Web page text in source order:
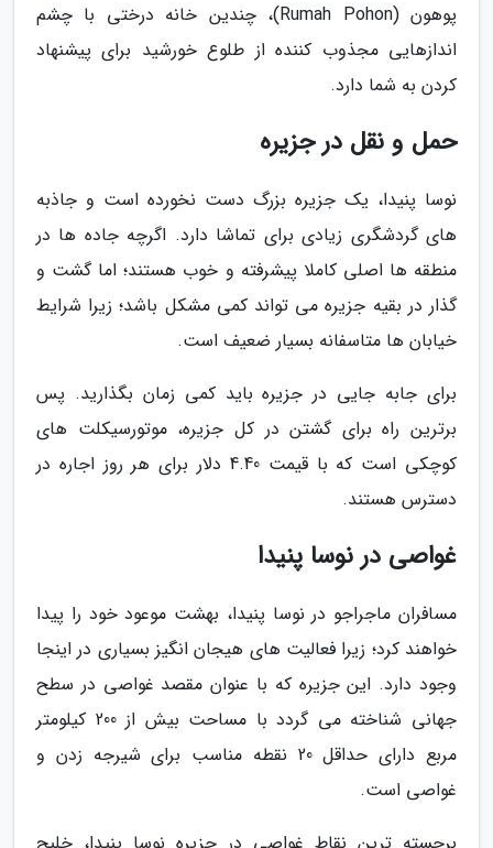
پوهون (Rumah Pohon)، چندین خانه درختی با چشم
اندازهایی مجذوب کننده از طلوع خورشید برای پیشنهاد
کردن به شما دارد.
حمل و نقل در جزیره
نوسا پنیدا، یک جزیره بزرگ دست نخورده است و جاذبه
های گردشگری زیادی برای تماشا دارد. اگرچه جاده ها در
منطقه ها اصلی کاملا پیشرفته و خوب هستند؛ اما گشت و
گذار در بقیه جزیره می تواند کمی مشکل باشد؛ زیرا شرایط
خیابان ها متاسفانه بسیار ضعیف است.
برای جابه جایی در جزیره باید کمی زمان بگذارید. پس
برترین راه برای گشتن در کل جزیره، موتورسیکلت های
کوچکی است که با قیمت 4.40 دلار برای هر روز اجاره در
دسترس هستند.
غواصی در نوسا پنیدا
مسافران ماجراجو در نوسا پنیدا، بهشت موعود خود را پیدا
خواهند کرد؛ زیرا فعالیت های هیجان انگیز بسیاری در اینجا
وجود دارد. این جزیره که با عنوان مقصد غواصی در سطح
جهانی شناخته می گردد با مساحت بیش از 200 کیلومتر
مربع دارای حداقل 20 نقطه مناسب برای شیرجه زدن و
غواصی است.